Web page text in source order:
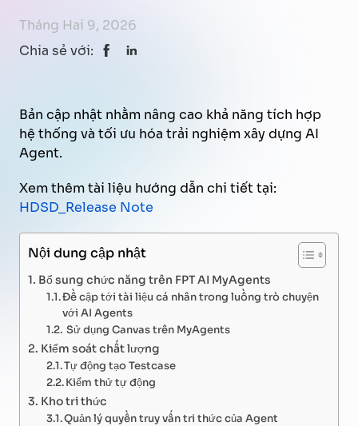
Tháng Hai 9, 2026
Chia sẻ với:
Bản cập nhật nhằm nâng cao khả năng tích hợp
hệ thống và tối ưu hóa trải nghiệm xây dựng AI
Agent.
Xem thêm tài liệu hướng dẫn chi tiết tại:
HDSD_Release Note
Nội dung cập nhật
Bổ sung chức năng trên FPT AI MyAgents
Đề cập tới tài liệu cá nhân trong luồng trò chuyện
với AI Agents
Sử dụng Canvas trên MyAgents
Kiểm soát chất lượng
Tự động tạo Testcase
Kiểm thử tự động
Kho tri thức
Quản lý quyền truy vấn tri thức của Agent